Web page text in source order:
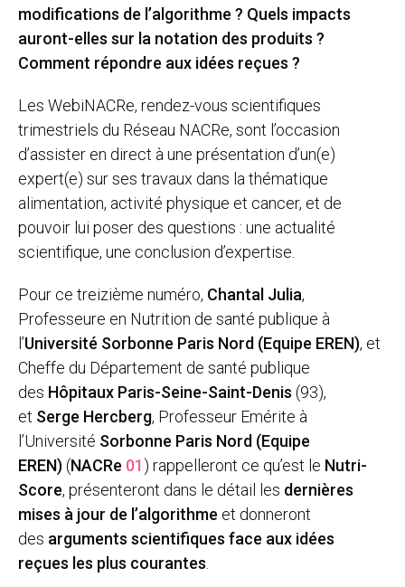
modifications de l’algorithme ? Quels impacts
auront-elles sur la notation des produits ?
Comment répondre aux idées reçues ?
Les WebiNACRe, rendez-vous scientifiques
trimestriels du Réseau NACRe, sont l’occasion
d’assister en direct à une présentation d’un(e)
expert(e) sur ses travaux dans la thématique
alimentation, activité physique et cancer, et de
pouvoir lui poser des questions : une actualité
scientifique, une conclusion d’expertise.
Pour ce treizième numéro, Chantal Julia,
Professeure en Nutrition de santé publique à
l’Université Sorbonne Paris Nord (Equipe EREN), et
Cheffe du Département de santé publique
des Hôpitaux Paris-Seine-Saint-Denis (93),
et Serge Hercberg, Professeur Emérite à
l’Université Sorbonne Paris Nord (Equipe
EREN)(NACRe 01 ) rappelleront ce qu’est le Nutri-
Score, présenteront dans le détail les dernières
mises à jour de l’algorithme et donneront
des arguments scientifiques face aux idées
reçues les plus courantes